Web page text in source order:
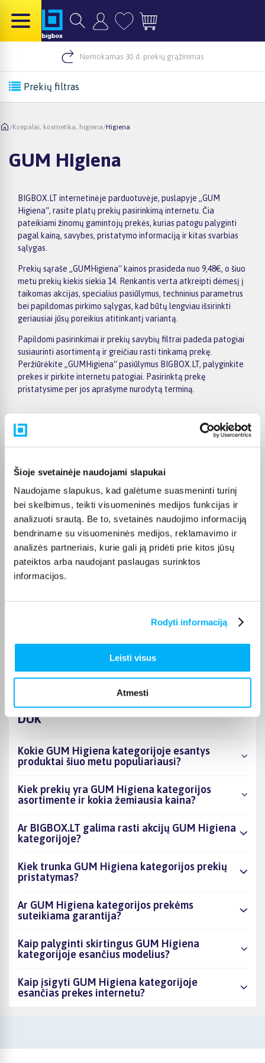
Šioje svetainėje naudojami slapukai
Naudojame slapukus, kad galėtume suasmeninti turinį
bei skelbimus, teikti visuomeninės medijos funkcijas ir
analizuoti srautą. Be to, svetainės naudojimo informaciją
bendriname su visuomeninės medijos, reklamavimo ir
analizės partneriais, kurie gali ją pridėti prie kitos jūsų
pateiktos arba naudojant paslaugas surinktos
informacijos.
Rodyti informaciją
Leisti visus
Atmesti
Nemokamas 30 d. prekių grąžinimas
Prekių filtras
/Kvepalai, kosmetika, higiena/Higiena
GUM Higiena
BIGBOX.LT internetinėje parduotuvėje, puslapyje „GUM
Higiena“, rasite platų prekių pasirinkimą internetu. Čia
pateikiami žinomų gamintojų prekės, kurias patogu palyginti
pagal kainą, savybes, pristatymo informaciją ir kitas svarbias
sąlygas.
Prekių sąraše „GUMHigiena“ kainos prasideda nuo 9,48€, o šiuo
metu prekių kiekis siekia 14. Renkantis verta atkreipti dėmesį į
taikomas akcijas, specialius pasiūlymus, techninius parametrus
bei papildomas pirkimo sąlygas, kad būtų lengviau išsirinkti
geriausiai jūsų poreikius atitinkantį variantą.
Papildomi pasirinkimai ir prekių savybių filtrai padeda patogiai
susiaurinti asortimentą ir greičiau rasti tinkamą prekę.
Peržiūrėkite „GUMHigiena“ pasiūlymus BIGBOX.LT, palyginkite
prekes ir pirkite internetu patogiai. Pasirinktą prekę
pristatysime per jos aprašyme nurodytą terminą.
Laima M.
Patvirtintas pirkėjas
👍
JOKŪBAS V.
DUK
Kokie GUM Higiena kategorijoje esantys
produktai šiuo metu populiariausi?
Kiek prekių yra GUM Higiena kategorijos
asortimente ir kokia žemiausia kaina?
Ar BIGBOX.LT galima rasti akcijų GUM Higiena
kategorijoje?
Kiek trunka GUM Higiena kategorijos prekių
pristatymas?
Ar GUM Higiena kategorijos prekėms
suteikiama garantija?
Kaip palyginti skirtingus GUM Higiena
kategorijoje esančius modelius?
Kaip įsigyti GUM Higiena kategorijoje
esančias prekes internetu?